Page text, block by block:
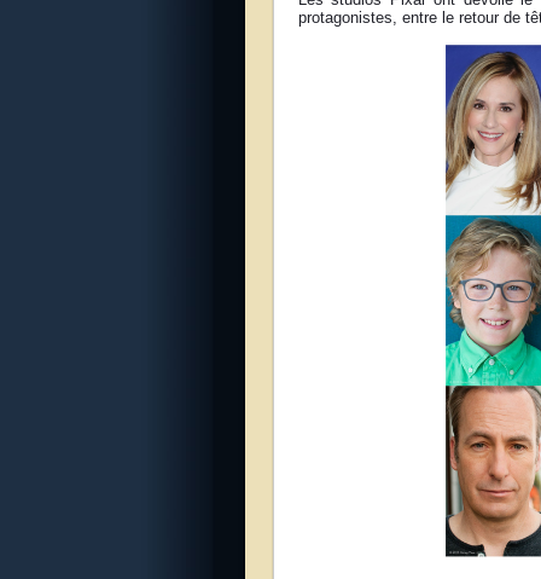
protagonistes, entre le retour de